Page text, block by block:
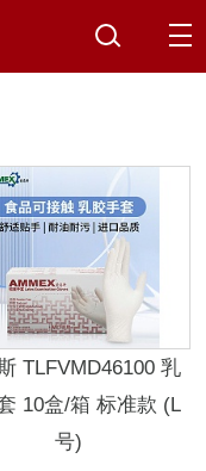
TLFVMD46100 乳
10盒/箱 标准款 (L
号)